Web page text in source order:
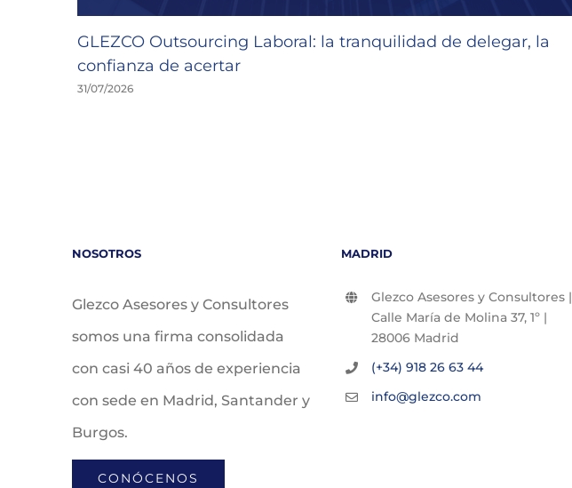
GLEZCO Outsourcing Laboral: la tranquilidad de delegar, la
confianza de acertar
31/07/2026
NOSOTROS
Glezco Asesores y Consultores
somos una firma consolidada
con casi 40 años de experiencia
con sede en Madrid, Santander y
Burgos.
CONÓCENOS
MADRID
Glezco Asesores y Consultores |
Calle María de Molina 37, 1º |
28006 Madrid
(+34) 918 26 63 44
info@glezco.com